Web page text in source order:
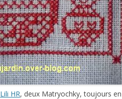
Lili HR, deux Matryochky, toujours